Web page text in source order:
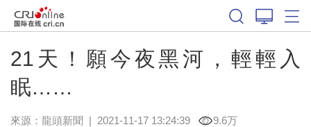
21天！願今夜黑河，輕輕入
眠……
來源： 龍頭新聞 | 2021-11-17 13:24:39 9.6万